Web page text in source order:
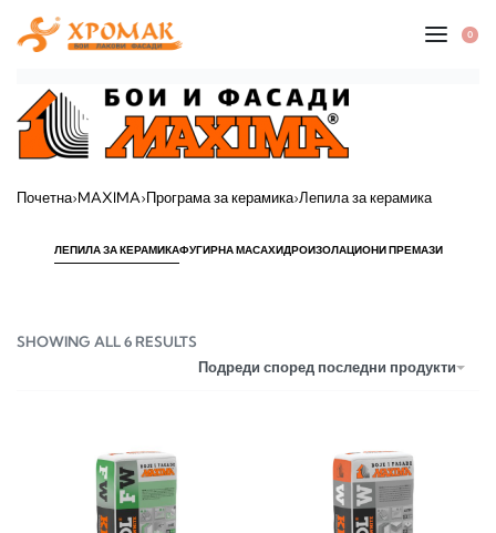
0
Почетна›MAXIMA›Програма за керамика›Лепила за керамика
ЛЕПИЛА ЗА КЕРАМИКАФУГИРНА МАСАХИДРОИЗОЛАЦИОНИ ПРЕМАЗИ
SHOWING ALL 6 RESULTS
Подреди според последни продукти